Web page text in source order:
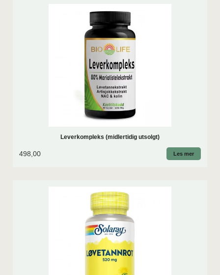
Leverkompleks (midlertidig utsolgt)
498,00 Les mer